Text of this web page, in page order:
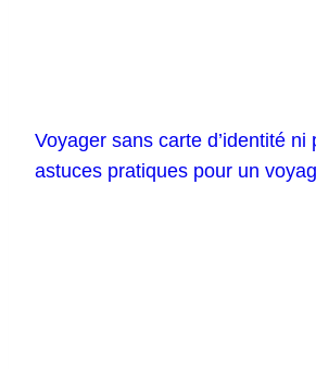
Voyager sans carte d’identité ni
astuces pratiques pour un